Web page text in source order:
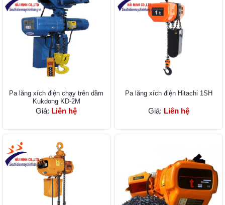
Pa lăng xích điện chạy trên dầm
Kukdong KD-2M
Giá: Liên hệ
Pa lăng xích điện Hitachi 1SH
Giá: Liên hệ